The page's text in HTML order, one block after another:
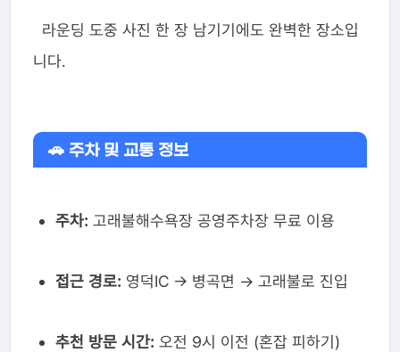
라운딩 도중 사진 한 장 남기기에도 완벽한 장소입
니다.
🚗 주차 및 교통 정보
주차: 고래불해수욕장 공영주차장 무료 이용
접근 경로: 영덕IC → 병곡면 → 고래불로 진입
추천 방문 시간: 오전 9시 이전 (혼잡 피하기)